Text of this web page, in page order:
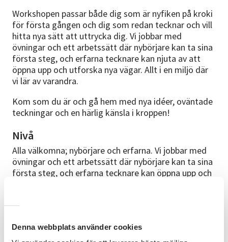
Denna webbplats använder cookies
Workshopen passar både dig som är nyfiken på kroki
för första gången och dig som redan tecknar och vill
hitta nya sätt att uttrycka dig. Vi jobbar med
övningar och ett arbetssätt där nybörjare kan ta sina
första steg, och erfarna tecknare kan njuta av att
öppna upp och utforska nya vägar. Allt i en miljö där
vi lär av varandra.
Kom som du är och gå hem med nya idéer, oväntade
teckningar och en härlig känsla i kroppen!
Nivå
Alla välkomna; nybörjare och erfarna. Vi jobbar med
övningar och ett arbetssätt där nybörjare kan ta sina
första steg, och erfarna tecknare kan öppna upp och
Ta med ditt eget material – det du helst ritar med.